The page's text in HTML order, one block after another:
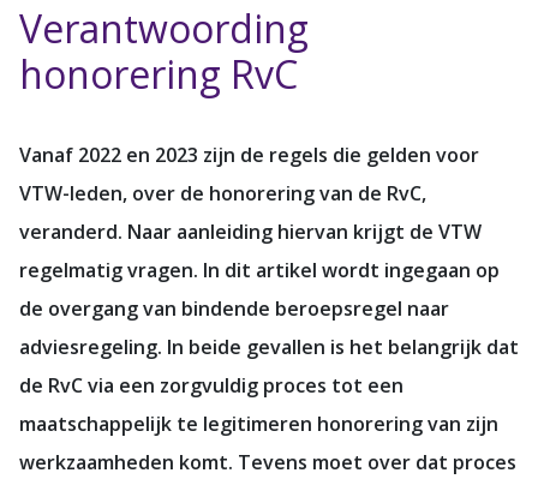
Verantwoording
honorering RvC
Vanaf 2022 en 2023 zijn de regels die gelden voor
VTW-leden, over de honorering van de RvC,
veranderd. Naar aanleiding hiervan krijgt de VTW
regelmatig vragen. In dit artikel wordt ingegaan op
de overgang van bindende beroepsregel naar
adviesregeling. In beide gevallen is het belangrijk dat
de RvC via een zorgvuldig proces tot een
maatschappelijk te legitimeren honorering van zijn
werkzaamheden komt. Tevens moet over dat proces